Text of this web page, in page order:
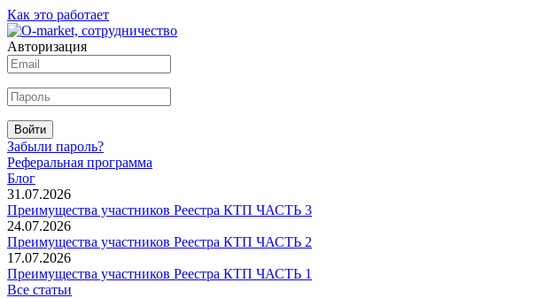
Как это работает
Авторизация
Войти
Забыли пароль?
Реферальная программа
Блог
31.07.2026
Преимущества участников Реестра КТП ЧАСТЬ 3
24.07.2026
Преимущества участников Реестра КТП ЧАСТЬ 2
17.07.2026
Преимущества участников Реестра КТП ЧАСТЬ 1
Все статьи